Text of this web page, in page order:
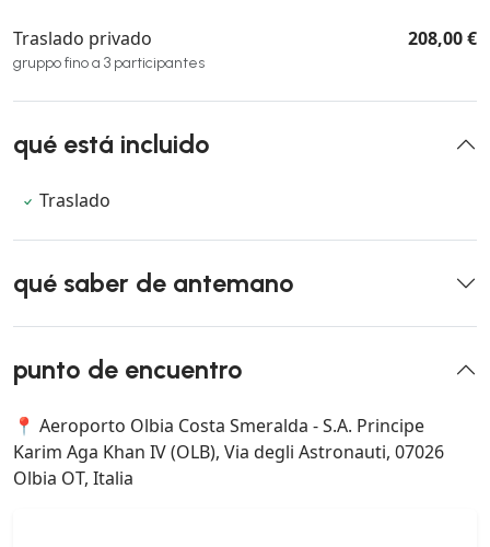
Traslado privado
gruppo fino a 3 participantes
208,00 €
qué está incluido
Traslado
qué saber de antemano
punto de encuentro
📍 Aeroporto Olbia Costa Smeralda - S.A. Principe
Karim Aga Khan IV (OLB), Via degli Astronauti, 07026
Olbia OT, Italia